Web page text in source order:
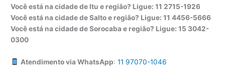
Você está na cidade de Itu e região? Ligue: 11 2715-1926
Você está na cidade de Salto e região? Ligue: 11 4456-5666
Você está na cidade de Sorocaba e região? Ligue: 15 3042-
0300
Atendimento via WhatsApp: 11 97070-1046